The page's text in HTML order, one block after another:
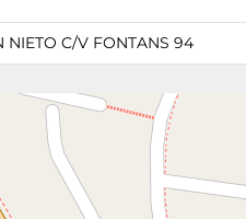
NIETO C/V FONTANS 94